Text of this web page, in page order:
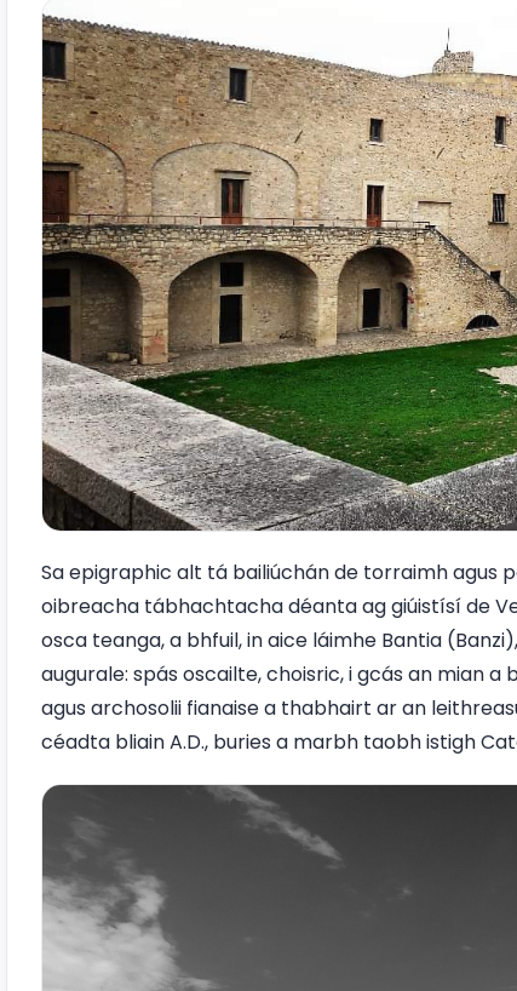
Sa epigraphic alt tá bailiúchán de torraimh agus
oibreacha tábhachtacha déanta ag giúistísí de
osca teanga, a bhfuil, in aice láimhe Bantia
augurale: spás oscailte, choisric, i gcás an mian
agus archosolii fianaise a thabhairt ar an
céadta bliain A.D., buries a marbh taobh istigh